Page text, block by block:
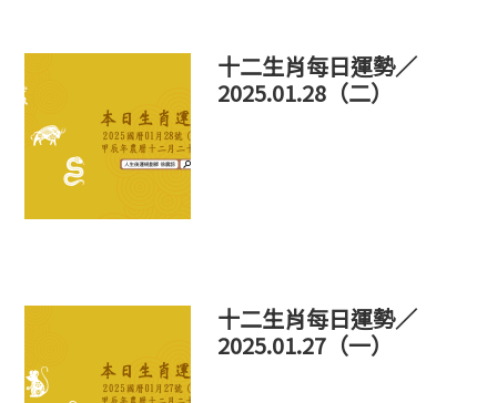
十二生肖每日運勢／
2025.01.28（二）
十二生肖每日運勢／
2025.01.27（一）